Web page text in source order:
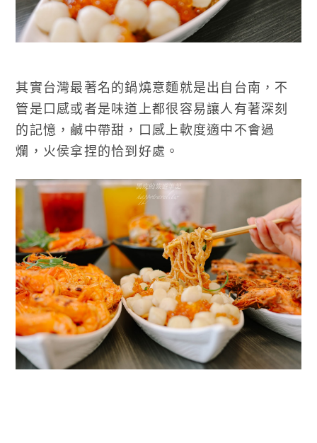
其實台灣最著名的鍋燒意麵就是出自台南，不
管是口感或者是味道上都很容易讓人有著深刻
的記憶，鹹中帶甜，口感上軟度適中不會過
爛，火侯拿捏的恰到好處。